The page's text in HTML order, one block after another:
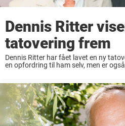
Dennis Ritter
tatovering frem
Dennis Ritter har fået lavet en ny
en opfordring til ham selv, men er